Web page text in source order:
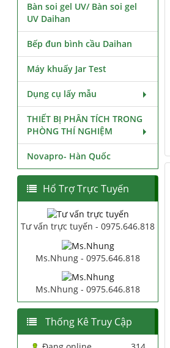
Bàn soi gel UV/ Bàn soi gel
UV Daihan
Bếp đun bình cầu Daihan
Máy khuấy Jar Test
Dụng cụ lấy mẫu
THIẾT BỊ PHÂN TÍCH TRONG
PHÒNG THÍ NGHIỆM
Novapro- Hàn Quốc
Hổ Trợ Trực Tuyến
Tư vấn trực tuyến - 0975.646.818
Ms.Nhung - 0975.646.818
Ms.Nhung - 0975.646.818
Thống Kê Truy Cập